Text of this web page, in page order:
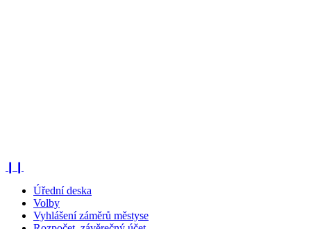
Úřední deska
Volby
Vyhlášení záměrů městyse